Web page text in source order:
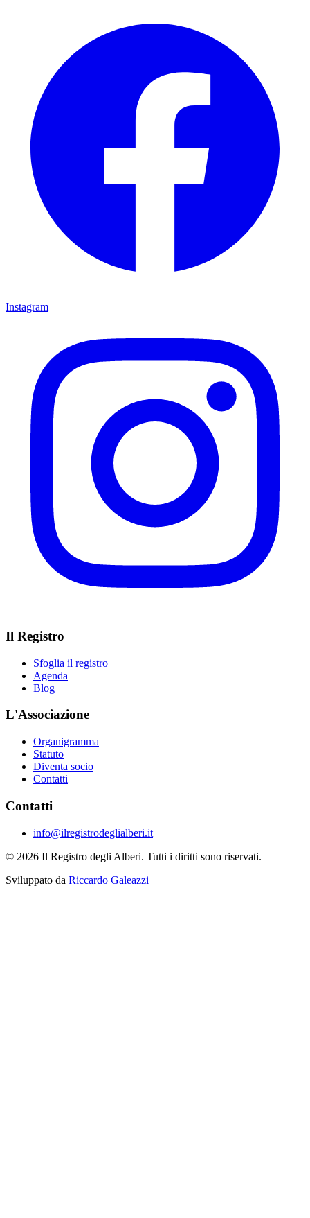
Instagram
Il Registro
Sfoglia il registro
Agenda
Blog
L'Associazione
Organigramma
Statuto
Diventa socio
Contatti
Contatti
info@ilregistrodeglialberi.it
© 2026 Il Registro degli Alberi. Tutti i diritti sono riservati.
Sviluppato da Riccardo Galeazzi